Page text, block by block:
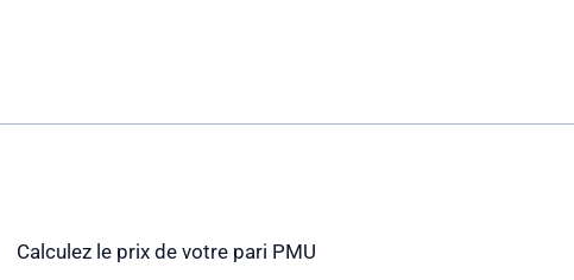
Calculez le prix de votre pari PMU